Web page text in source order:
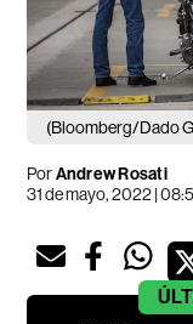
(Bloomberg/Dado
PorAndrew Rosati
31 de mayo, 2022 |